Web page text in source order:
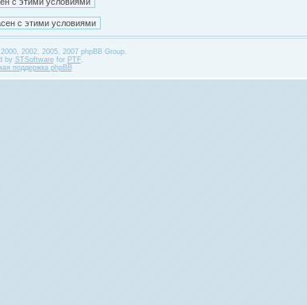
2002, 2005, 2007 phpBB Group.
by STSoftwarefor PTF.
поддержка phpBB